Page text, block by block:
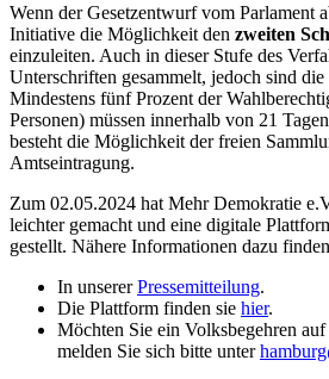
Wenn der Gesetzentwurf vom Parlament
Initiative die Möglichkeit den zweiten
einzuleiten. Auch in dieser Stufe des
Unterschriften gesammelt, jedoch sind
Mindestens fünf Prozent der
Personen) müssen innerhalb von 21
besteht die Möglichkeit der freien
Amtseintragung.
Zum 02.05.2024 hat Mehr Demokratie
leichter gemacht und eine digitale
gestellt. Nähere Informationen dazu
In unsererPressemitteilung.
Die Plattform finden sie hier.
Möchten Sie ein Volksbegehren
melden Sie sich bitte unterhamburg